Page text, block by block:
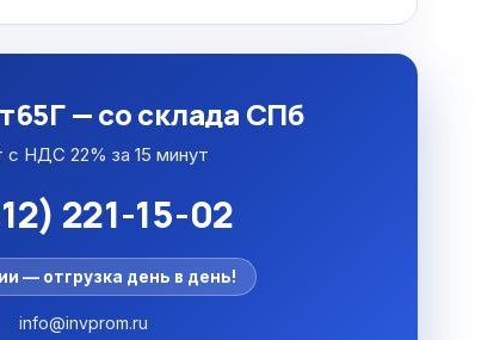
— со склада СПб
с НДС 22% за 15 минут
221-15-02
— отгрузка день в день!
info@invprom.ru